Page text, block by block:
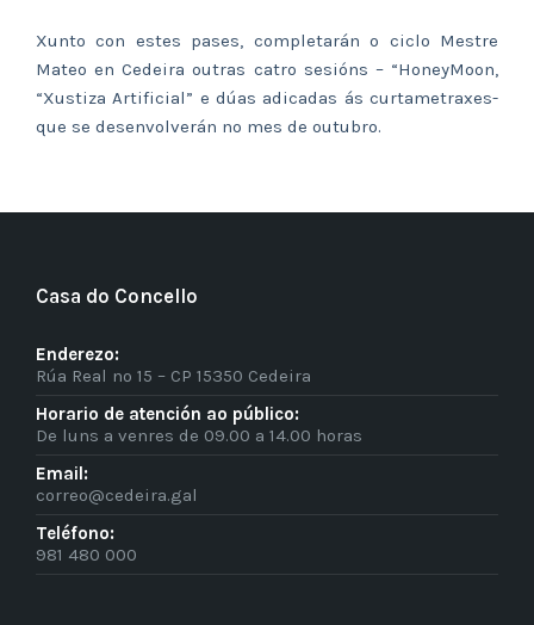
Xunto con estes pases, completarán o ciclo Mestre
Mateo en Cedeira outras catro sesións – “HoneyMoon,
“Xustiza Artificial” e dúas adicadas ás curtametraxes-
que se desenvolverán no mes de outubro.
Casa do Concello
Enderezo:
Rúa Real nº 15 – CP 15350 Cedeira
Horario de atención ao público:
De luns a venres de 09.00 a 14.00 horas
Email:
correo@cedeira.gal
Teléfono:
981 480 000